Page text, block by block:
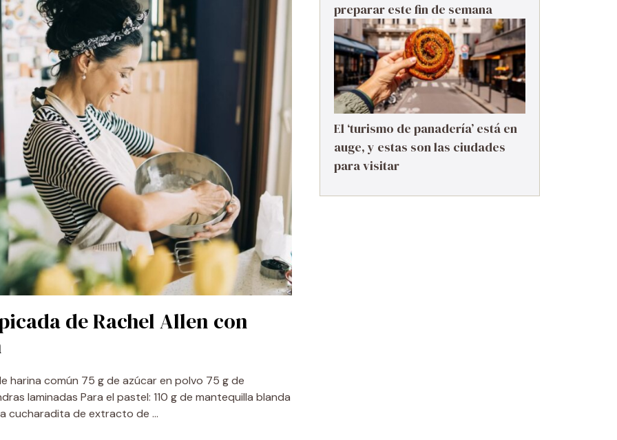
de Rachel Allen con
harina común 75 g de azúcar en polvo 75 g de
laminadas Para el pastel: 110 g de mantequilla blanda
cucharadita de extracto de …
preparar este fin de semana
El ‘turismo de panadería’ está en
auge, y estas son las ciudades
para visitar